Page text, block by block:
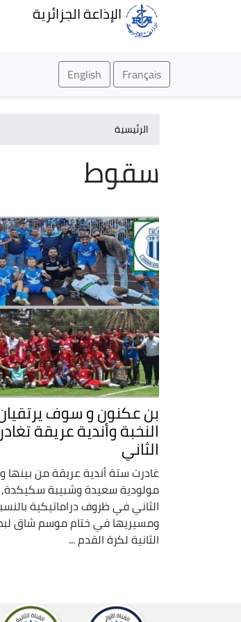
الإذاعة الجزائرية
Français
English
الرئيسية
سقوط
بن عكنون و سوف
النخبة وأندية عريقة
الثاني
غادرت ستة أندية عريقة من بينها
مولودية سعيدة وشبيبة
الثاني في ظروف دراماتيكية
ومسيريها في ختام موسم شاق
الثانية لكرة القدم ...